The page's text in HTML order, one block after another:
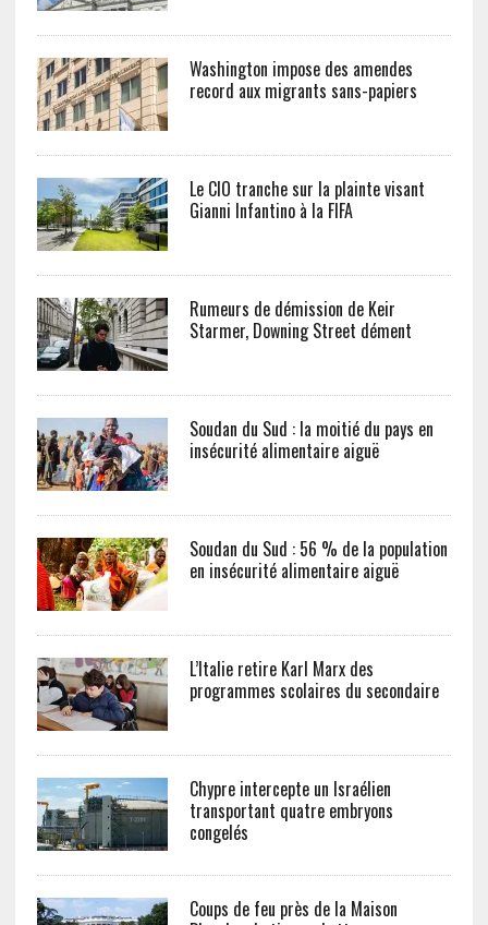
Washington impose des amendes
record aux migrants sans-papiers
Le CIO tranche sur la plainte visant
Gianni Infantino à la FIFA
Rumeurs de démission de Keir
Starmer, Downing Street dément
Soudan du Sud : la moitié du pays en
insécurité alimentaire aiguë
Soudan du Sud : 56 % de la population
en insécurité alimentaire aiguë
L’Italie retire Karl Marx des
programmes scolaires du secondaire
Chypre intercepte un Israélien
transportant quatre embryons
congelés
Coups de feu près de la Maison